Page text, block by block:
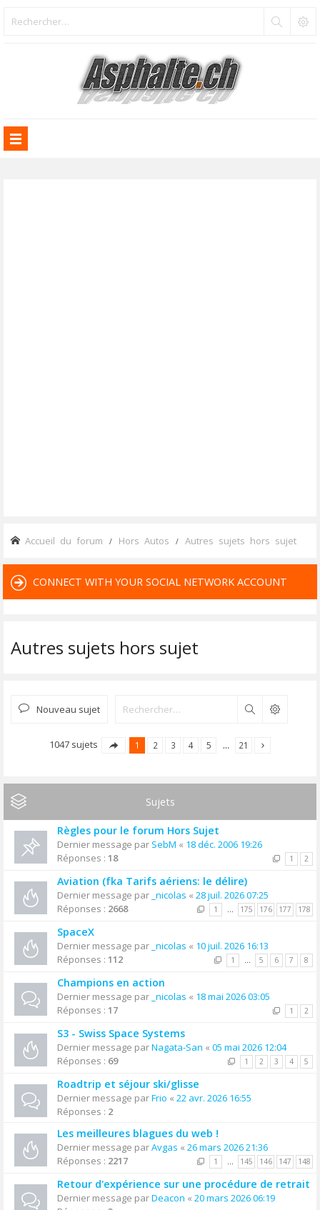
Accueil du forum Hors Autos Autres sujets hors sujet
CONNECT WITH YOUR SOCIAL NETWORK ACCOUNT
Autres sujets hors sujet
Nouveau sujet Rechercher
1047 sujets 1 2 3 4 5 … 21
Sujets
Règles pour le forum Hors Sujet
Dernier message par SebM « 18 déc. 2006 19:26
Réponses : 18 1 2
Aviation (fka Tarifs aériens: le délire)
Dernier message par _nicolas « 28 juil. 2026 07:25
Réponses : 2668 1 … 175 176 177 178
SpaceX
Dernier message par _nicolas « 10 juil. 2026 16:13
Réponses : 112 1 … 5 6 7 8
Champions en action
Dernier message par _nicolas « 18 mai 2026 03:05
Réponses : 17 1 2
S3 - Swiss Space Systems
Dernier message parNagata-San « 05 mai 2026 12:04
Réponses : 69 1 2 3 4 5
Roadtrip et séjour ski/glisse
Dernier message parFrio « 22 avr. 2026 16:55
Réponses : 2
Les meilleures blagues du web !
Dernier message parAvgas « 26 mars 2026 21:36
Réponses : 2217 1 … 145 146 147 148
Retour d'expérience sur une procédure de retrait
Dernier message parDeacon « 20 mars 2026 06:19